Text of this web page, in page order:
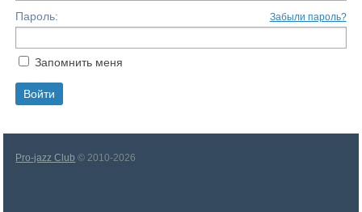
Пароль: Забыли пароль?
Запомнить меня
Pro-jazz Club © 2010-2026